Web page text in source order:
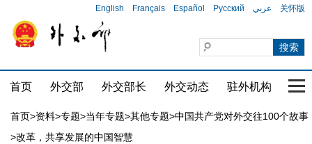
English Français Español Русский عربي 关怀版
首页 外交部 外交部长 外交动态 驻外机构 国
首页>资料>专题>当年专题>其他专题>中国共产党对外交往100个故事
>改革，共享发展的中国智慧